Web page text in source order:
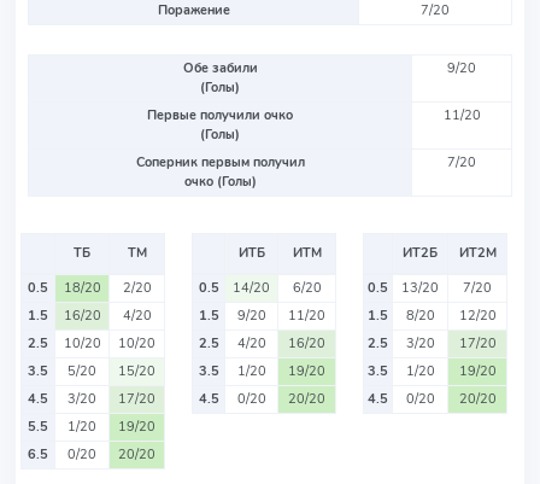
Поражение
7/20
Обе забили
(Голы)
9/20
Первые получили очко
(Голы)
11/20
Соперник первым получил
очко (Голы)
7/20
ТБ
ТМ
0.5
18/20
2/20
1.5
16/20
4/20
2.5
10/20
10/20
3.5
5/20
15/20
4.5
3/20
17/20
5.5
1/20
19/20
6.5
0/20 20/20
ИТБ
ИТМ
0.5
14/20
6/20
1.5
9/20
11/20
2.5
4/20
16/20
3.5
1/20
19/20
4.5
0/20 20/20
ИТ2Б
ИТ2М
0.5
13/20
7/20
1.5
8/20
12/20
2.5
3/20
17/20
3.5
1/20
19/20
4.5
0/20 20/20